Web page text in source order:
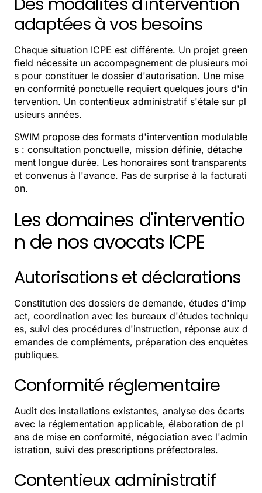
adaptées à vos besoins
Chaque situation ICPE est différente. Un projet green
field nécessite un accompagnement de plusieurs moi
s pour constituer le dossier d'autorisation. Une mise
en conformité ponctuelle requiert quelques jours d'in
tervention. Un contentieux administratif s'étale sur pl
usieurs années.
SWIM propose des formats d'intervention modulable
s : consultation ponctuelle, mission définie, détache
ment longue durée. Les honoraires sont transparents
et convenus à l'avance. Pas de surprise à la facturati
on.
Les domaines d'interventio
n de nos avocats ICPE
Autorisations et déclarations
Constitution des dossiers de demande, études d'imp
act, coordination avec les bureaux d'études techniqu
es, suivi des procédures d'instruction, réponse aux d
emandes de compléments, préparation des enquêtes
publiques.
Conformité réglementaire
Audit des installations existantes, analyse des écarts
avec la réglementation applicable, élaboration de pl
ans de mise en conformité, négociation avec l'admin
istration, suivi des prescriptions préfectorales.
Contentieux administratif